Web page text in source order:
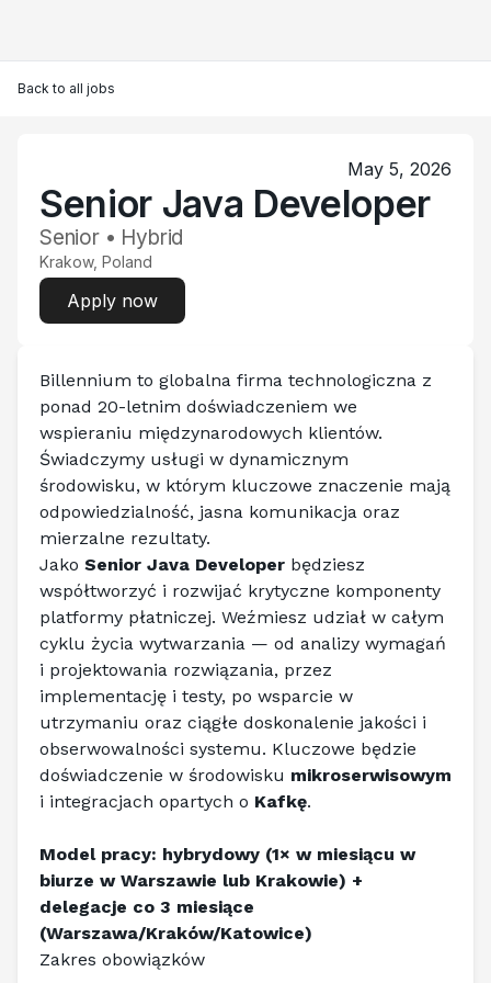
Back to all jobs
May 5, 2026
Senior Java Developer
Senior • Hybrid
Krakow, Poland
Apply now
Billennium to globalna firma technologiczna z
ponad 20-letnim doświadczeniem we
wspieraniu międzynarodowych klientów.
Świadczymy usługi w dynamicznym
środowisku, w którym kluczowe znaczenie mają
odpowiedzialność, jasna komunikacja oraz
mierzalne rezultaty.
Jako Senior Java Developer będziesz
współtworzyć i rozwijać krytyczne komponenty
platformy płatniczej. Weźmiesz udział w całym
cyklu życia wytwarzania — od analizy wymagań
i projektowania rozwiązania, przez
implementację i testy, po wsparcie w
utrzymaniu oraz ciągłe doskonalenie jakości i
obserwowalności systemu. Kluczowe będzie
doświadczenie w środowisku mikroserwisowym
i integracjach opartych o Kafkę.
Model pracy: hybrydowy (1× w miesiącu w
biurze w Warszawie lub Krakowie) +
delegacje co 3 miesiące
(Warszawa/Kraków/Katowice)
Zakres obowiązków